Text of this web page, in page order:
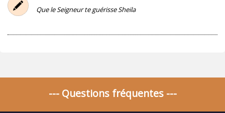
Que le Seigneur te guérisse Sheila
--- Questions fréquentes ---